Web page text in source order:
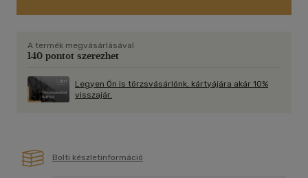
A termék megvásárlásával
140 pontot szerezhet
Legyen Ön is törzsvásárlónk, kártyájára akár 10%
visszajár.
Bolti készletinformáció